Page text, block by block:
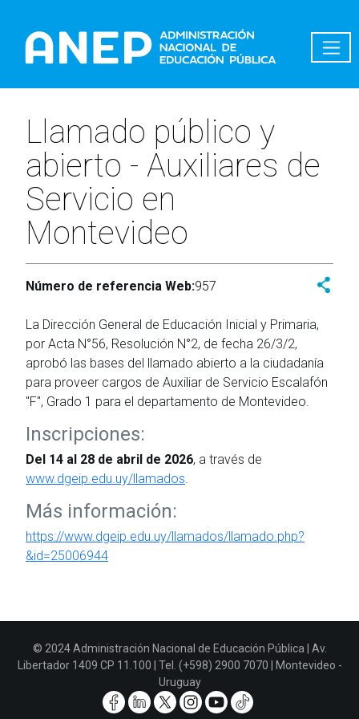
Llamado público y
abierto - Auxiliares de
Servicio en
Montevideo
Número de referencia Web:957
La Dirección General de Educación Inicial y Primaria,
por Acta N°56, Resolución N°2, de fecha 26/3/2,
aprobó las bases del llamado abierto a la ciudadanía
para proveer cargos de Auxiliar de Servicio Escalafón
"F", Grado 1 para el departamento de Montevideo.
Inscripciones:
Del 14 al 28 de abril de 2026, a través de
www.dgeip.edu.uy/llamados.
Más información:
https://www.dgeip.edu.uy/llamados/llamado.php?
&id=25006944
© 2024 Administración Nacional de Educación Pública | Av.
Libertador 1409 CP 11.100 | Tel. (+598) 2900 7070 | Montevideo -
Uruguay